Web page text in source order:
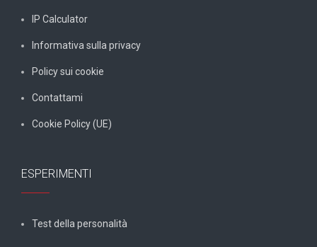
IP Calculator
Informativa sulla privacy
Policy sui cookie
Contattami
Cookie Policy (UE)
ESPERIMENTI
Test della personalità